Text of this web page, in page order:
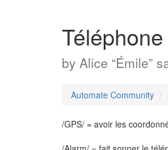
by Alice “Émile”
Automate Community
/GPS/ = avoir les